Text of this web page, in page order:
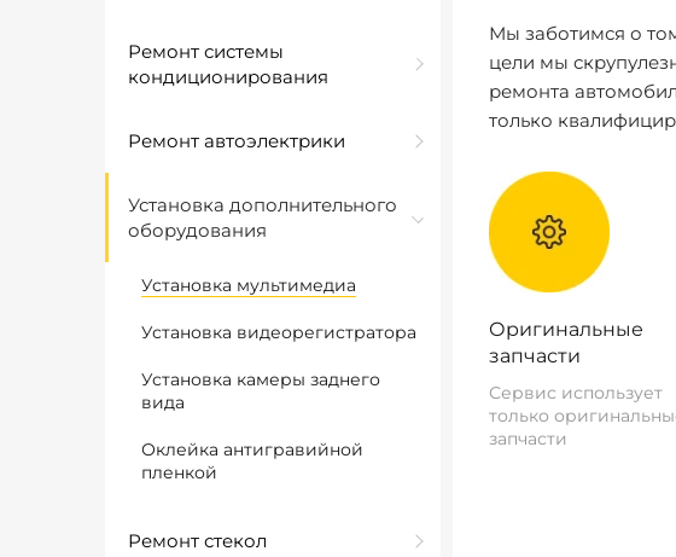
Ремонт системы
кондиционирования
Ремонт автоэлектрики
Установка дополнительного
оборудования
Установка мультимедиа
Установка видеорегистратора
Установка камеры заднего
вида
Оклейка антигравийной
пленкой
Ремонт стекол
Мы заботимся о
цели мы
ремонта
только
Оригинальные
запчасти
Сервис использует
только
запчасти